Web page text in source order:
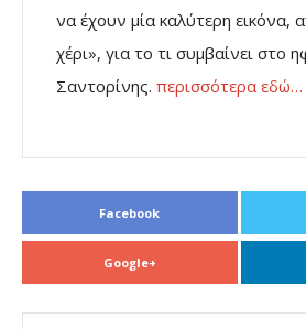
να έχουν μία καλύτερη εικόνα,
χέρι», για το τι συμβαίνει στο
Σαντορίνης. περισσότερα εδώ…
Facebook
Google+